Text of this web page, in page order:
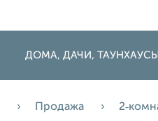
ДОМА, ДАЧИ, ТАУНХАУСЫ
Продажа